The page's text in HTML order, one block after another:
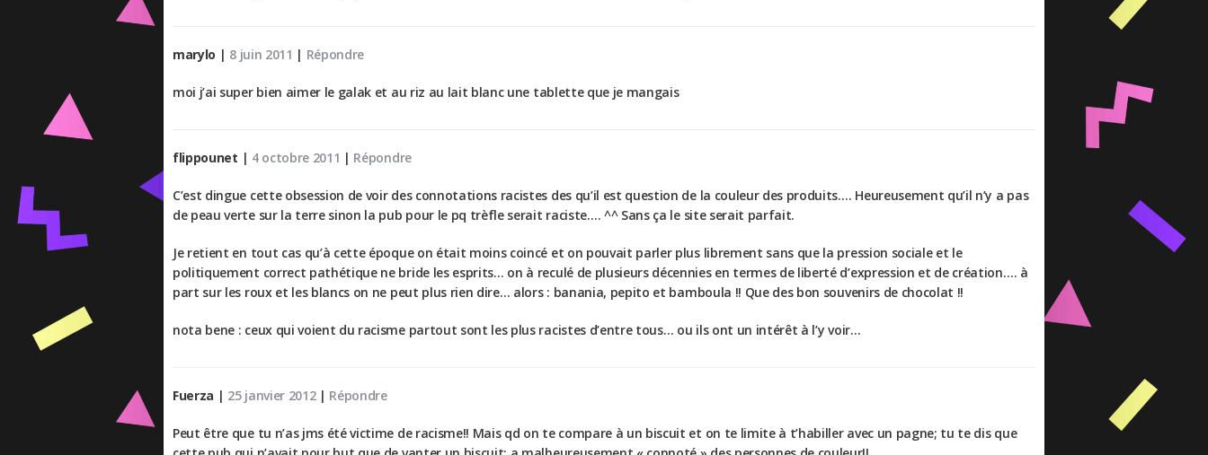
marylo | 8 juin 2011 | Répondre
moi j’ai super bien aimer le galak et au riz au lait blanc une tablette que je mangais
flippounet | 4 octobre 2011 | Répondre
C’est dingue cette obsession de voir des connotations racistes des qu’il est question de la couleur des produits…. Heureusement qu’il n’y a pas
de peau verte sur la terre sinon la pub pour le pq trèfle serait raciste…. ^^ Sans ça le site serait parfait.
Je retient en tout cas qu’à cette époque on était moins coincé et on pouvait parler plus librement sans que la pression sociale et le
politiquement correct pathétique ne bride les esprits… on à reculé de plusieurs décennies en termes de liberté d’expression et de création…. à
part sur les roux et les blancs on ne peut plus rien dire… alors : banania, pepito et bamboula !! Que des bon souvenirs de chocolat !!
nota bene : ceux qui voient du racisme partout sont les plus racistes d’entre tous… ou ils ont un intérêt à l’y voir…
Fuerza | 25 janvier 2012| Répondre
Peut être que tu n’as jms été victime de racisme!! Mais qd on te compare à un biscuit et on te limite à t’habiller avec un pagne; tu te dis que